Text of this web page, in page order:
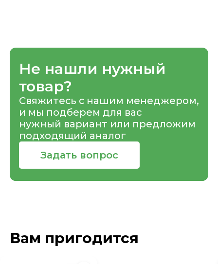
Не нашли нужный
товар?
Свяжитесь с нашим менеджером,
и мы подберем для вас
нужный вариант или предложим
подходящий аналог
Задать вопрос
Вам пригодится